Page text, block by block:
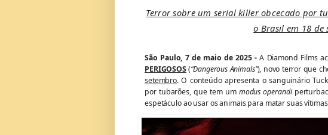
Terror sobre um serial killer obcecado por
o Brasil em 18 de
São Paulo, 7 de maio de 2025 -A Diamond Films
PERIGOSOS(“Dangerous Animals”), novo terror que
setembro. O conteúdo apresenta o sanguinário
por tubarões, que tem um modus operandi
espetáculo ao usar os animais para matar suas